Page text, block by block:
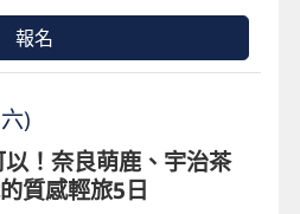
報名
)
！奈良萌鹿、宇治茶
質感輕旅5日